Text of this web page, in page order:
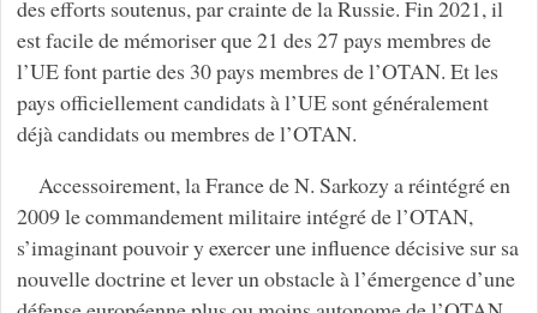
des efforts soutenus, par crainte de la Russie. Fin 2021, il
est facile de mémoriser que 21 des 27 pays membres de
l’UE font partie des 30 pays membres de l’OTAN. Et les
pays officiellement candidats à l’UE sont généralement
déjà candidats ou membres de l’OTAN.
Accessoirement, la France de N. Sarkozy a réintégré en
2009 le commandement militaire intégré de l’OTAN,
s’imaginant pouvoir y exercer une influence décisive sur sa
nouvelle doctrine et lever un obstacle à l’émergence d’une